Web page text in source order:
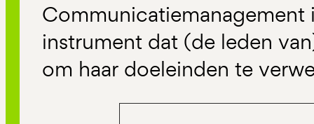
Communicatiemanagement
instrument dat (de leden
om haar doeleinden te